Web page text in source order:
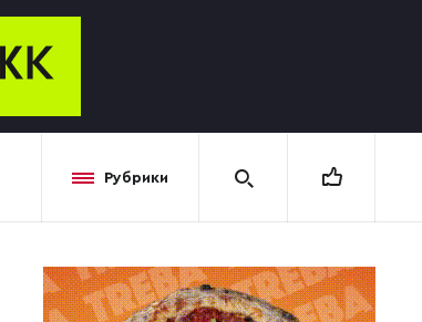
Рубрики